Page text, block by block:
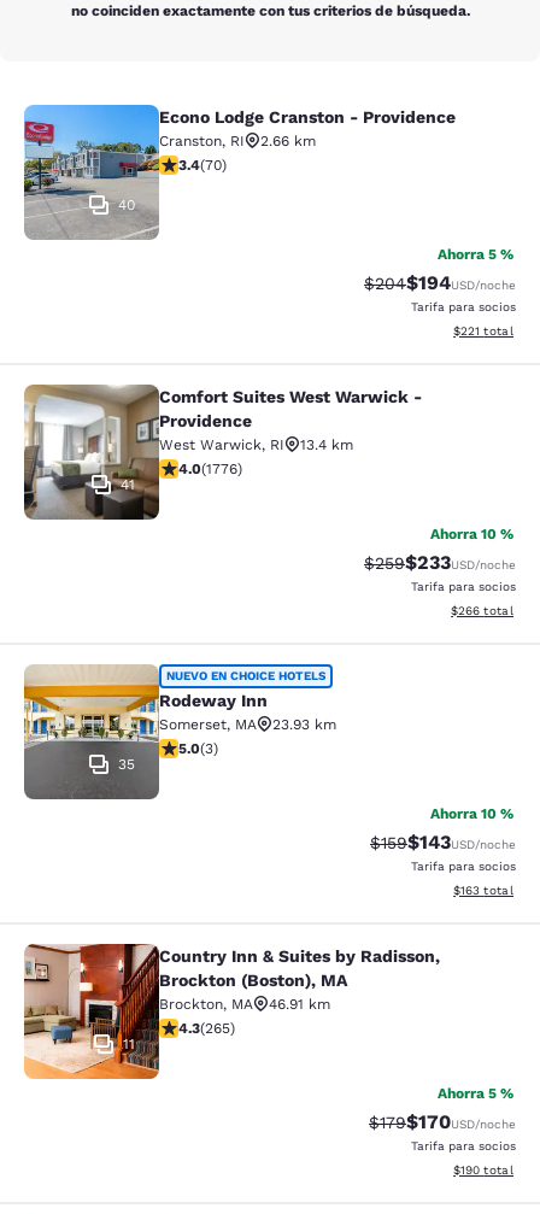
no coinciden exactamente con tus criterios de búsqueda.
Econo Lodge Cranston - Providence
40
Econo Lodge Cranston - Providence
Cranston, RI
2.66 km
calificación de 3.39 estrellas. Bueno. 70 reseñas
3.4(70)
Ahorra 5 %
Precio tachado:
$204Precio con
$194USD/noche
Tarifa para socios
Ver detalles
$221 total
Comfort Suites West Warwick -
41
Comfort Suites West Warwick -
Providence
West Warwick, RI
13.4 km
calificación de 3.97 estrellas. Bueno. 1776 reseñas
4.0(1776)
Ahorra 10 %
Precio tachado:
$259Precio con
$233USD/noche
Tarifa para socios
Ver detalles
$266 total
Rodeway Inn
35
NUEVO EN CHOICE HOTELS
Rodeway Inn
Somerset, MA
23.93 km
calificación de 5 estrellas. Excepcional. 3 reseñas
5.0(3)
Ahorra 10 %
Precio tachado:
$159Precio con
$143USD/noche
Tarifa para socios
Ver detalles
$163 total
Country Inn & Suites by Radisson,
11
Country Inn & Suites by Radisson,
Brockton (Boston), MA
Brockton, MA
46.91 km
calificación de 4.29 estrellas. Excelente. 265 reseñas
4.3(265)
Ahorra 5 %
Precio tachado:
$179Precio con
$170USD/noche
Tarifa para socios
Ver detalles
$190 total